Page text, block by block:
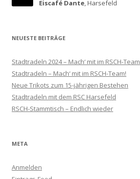
Eiscafé Dante, Harsefeld
NEUESTE BEITRÄGE
Stadtradeln 2024 – Mach‘ mit im RSCH-Team
Stadtradeln – Mach‘ mit im RSCH-Team!
Neue Trikots zum 15-jährigen Bestehen
Stadtradeln mit dem RSC Harsefeld
RSCH-Stammtisch – Endlich wieder
META
Anmelden